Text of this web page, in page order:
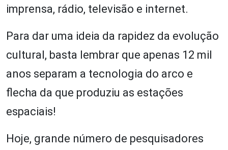
imprensa, rádio, televisão e internet.
Para dar uma ideia da rapidez da evolução
cultural, basta lembrar que apenas 12 mil
anos separam a tecnologia do arco e
flecha da que produziu as estações
espaciais!
Hoje, grande número de pesquisadores